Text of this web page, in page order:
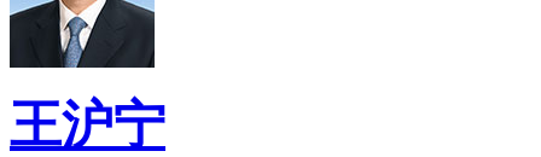
王沪宁